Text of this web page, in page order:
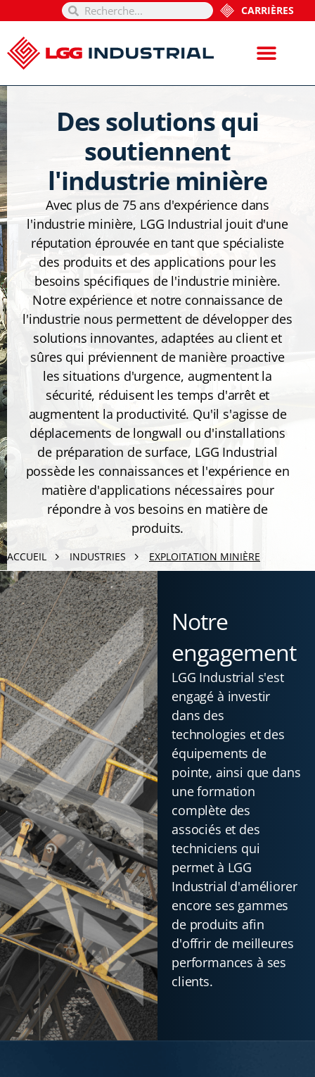
CARRIÈRES
Des solutions qui
soutiennent
l'industrie minière
Avec plus de 75 ans d'expérience dans
l'industrie minière, LGG Industrial jouit d'une
réputation éprouvée en tant que spécialiste
des produits et des applications pour les
besoins spécifiques de l'industrie minière.
Notre expérience et notre connaissance de
l'industrie nous permettent de développer des
solutions innovantes, adaptées au client et
sûres qui préviennent de manière proactive
les situations d'urgence, augmentent la
sécurité, réduisent les temps d'arrêt et
augmentent la productivité. Qu'il s'agisse de
déplacements de longwall ou d'installations
de préparation de surface, LGG Industrial
possède les connaissances et l'expérience en
matière d'applications nécessaires pour
répondre à vos besoins en matière de
produits.
ACCUEIL INDUSTRIES EXPLOITATION MINIÈRE
Notre
engagement
LGG Industrial s'est
engagé à investir
dans des
technologies et des
équipements de
pointe, ainsi que dans
une formation
complète des
associés et des
techniciens qui
permet à LGG
Industrial d'améliorer
encore ses gammes
de produits afin
d'offrir de meilleures
performances à ses
clients.